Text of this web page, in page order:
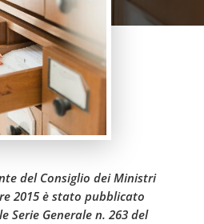
del Consiglio dei Ministri
2015 è stato pubblicato
Serie Generale n. 263 del